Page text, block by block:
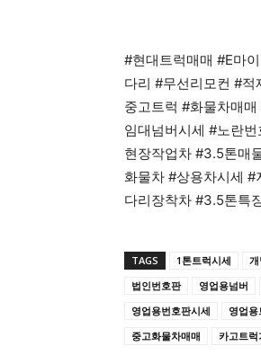
#현대트럭매매 #E마
다리 #무선리모컨 #
중고트럭 #화물차매
임대넘버시세 #노란
현장작업차 #3.5톤매
화물차 #상용차시세
다리장착차 #3.5톤특
TAGS 1톤트럭시세
법인번호판
영업용넘버
영업용번호판시세
영업용
중고화물차매매
카고트럭